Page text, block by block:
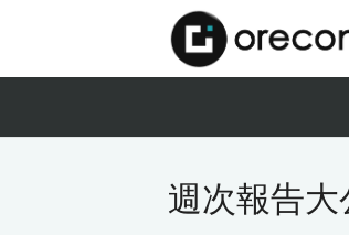
週次報告大